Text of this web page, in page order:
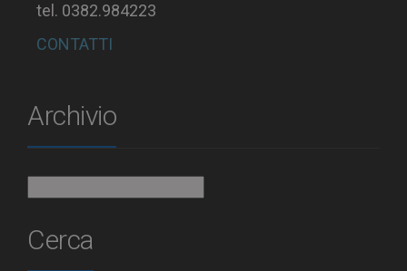
tel. 0382.984223
CONTATTI
Archivio
Cerca